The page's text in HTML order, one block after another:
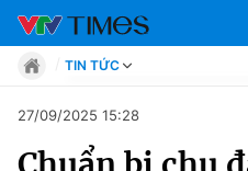
TIN TỨC
Move
Phong cách
27/09/2025 15:28